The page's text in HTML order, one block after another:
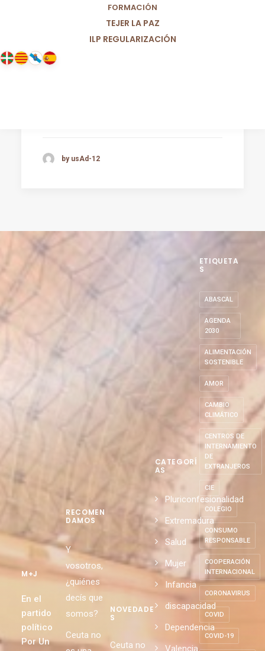
FORMACIÓN
TEJER LA PAZ
ILP REGULARIZACIÓN
by usAd-12
M+J
En el
partido
político
Por Un
RECOMEN
DAMOS
Y
vosotros,
¿quiénes
decís que
somos?
Ceuta no
NOVEDADE
S
Ceuta no
CATEGORÍ
AS
Pluriconfesionalidad
Extremadura
Salud
Mujer
Infancia
discapacidad
Dependencia
Valencia
ETIQUETA
S
ABASCAL
AGENDA
2030
ALIMENTACIÓN
SOSTENIBLE
AMOR
CAMBIO
CLIMÁTICO
CENTROS DE
INTERNAMIENTO
DE
EXTRANJEROS
CIE
COLEGIO
CONSUMO
RESPONSABLE
COOPERACIÓN
INTERNACIONAL
CORONAVIRUS
COVID
COVID-19